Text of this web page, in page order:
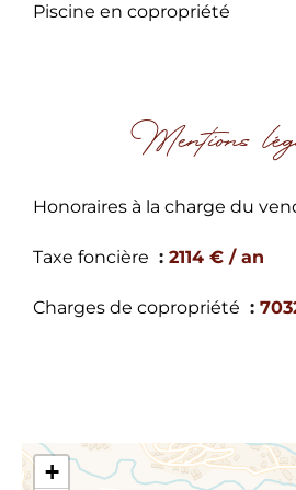
Piscine en copropriété
Mentions
Honoraires à la charge du
Taxe foncière 2114 € / an
Charges de copropriété
+